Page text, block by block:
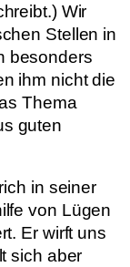
Wir
Stellen in
besonders
ihm nicht die
Thema
guten
in seiner
von Lügen
Er wirft uns
sich aber